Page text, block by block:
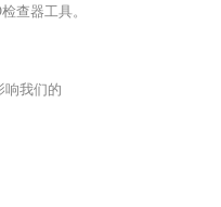
查器工具。
响我们的